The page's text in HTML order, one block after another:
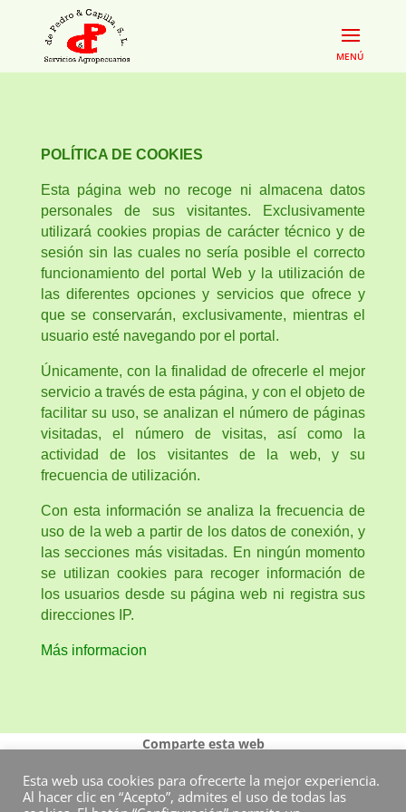
POLÍTICA DE COOKIES
Esta página web no recoge ni almacena datos
personales de sus visitantes. Exclusivamente
utilizará cookies propias de carácter técnico y de
sesión sin las cuales no sería posible el correcto
funcionamiento del portal Web y la utilización de
las diferentes opciones y servicios que ofrece y
que se conservarán, exclusivamente, mientras el
usuario esté navegando por el portal.
Únicamente, con la finalidad de ofrecerle el mejor
servicio a través de esta página, y con el objeto de
facilitar su uso, se analizan el número de páginas
visitadas, el número de visitas, así como la
actividad de los visitantes de la web, y su
frecuencia de utilización.
Con esta información se analiza la frecuencia de
uso de la web a partir de los datos de conexión, y
las secciones más visitadas. En ningún momento
se utilizan cookies para recoger información de
los usuarios desde su página web ni registra sus
direcciones IP.
Más informacion
Comparte esta web
Esta web usa cookies para ofrecerte la mejor experiencia.
Al hacer clic en “Acepto”, admites el uso de todas las